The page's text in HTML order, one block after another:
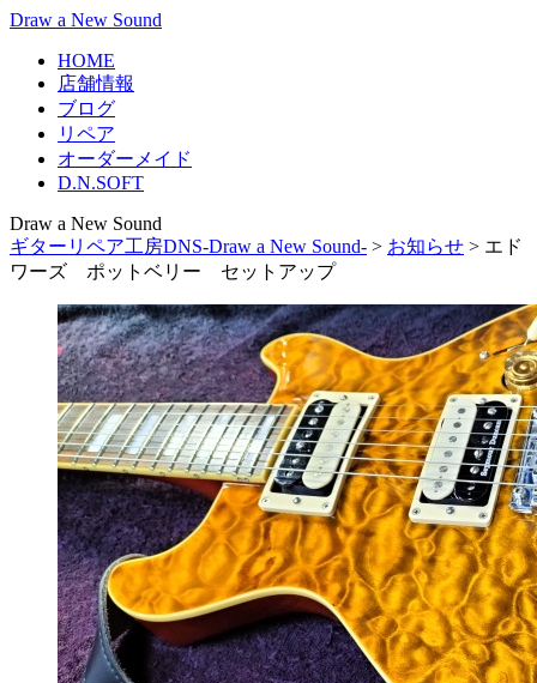
Draw a New Sound
HOME
店舗情報
ブログ
リペア
オーダーメイド
D.N.SOFT
Draw a New Sound
ギターリペア工房DNS-Draw a New Sound- > お知らせ > エド
ワーズ ポットベリー セットアップ